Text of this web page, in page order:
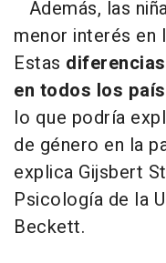
Además, las
menor interés en
Estas
en todos los
lo que podría
de género en la
explica Gijsbert
Psicología de la
Beckett.